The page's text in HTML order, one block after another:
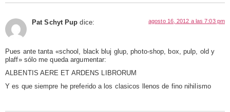
Pat Schyt Pup dice: agosto 16, 2012 a las 7:03 pm
Pues ante tanta «school, black bluj glup, photo-shop, box, pulp, old y
plaff» sólo me queda argumentar:
ALBENTIS AERE ET ARDENS LIBRORUM
Y es que siempre he preferido a los clasicos llenos de fino nihilismo